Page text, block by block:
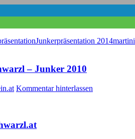
Junkerpräsentation 2014martini
– Junker 2010
Kommentar hinterlassen